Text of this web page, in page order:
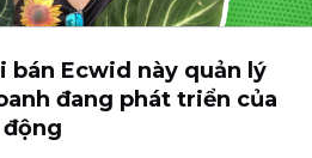
bán Ecwid này quản lý
đang phát triển của